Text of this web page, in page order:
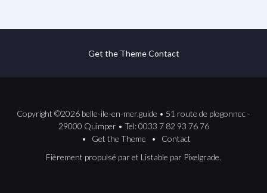
Get the Theme Contact
Copyright ©2026 belle-ile-en-mer.guide • 51 route de plogonnec -
29000 Quimper • Tel: 0033 7 82 93 76 76
Get the Theme
Contact
Fièrement propulsé paret Listable par Pixelgrade.